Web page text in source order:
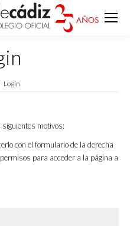
Login
motivos:
con el formulario de la derecha
para acceder a la página a